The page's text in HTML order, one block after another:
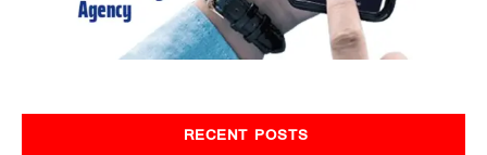
RECENT POSTS